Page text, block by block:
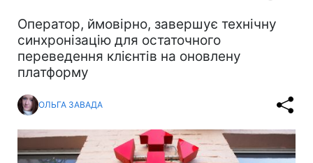
Оператор, ймовірно, завершує технічну
синхронізацію для остаточного
переведення клієнтів на оновлену
платформу
ОЛЬГА ЗАВАДА